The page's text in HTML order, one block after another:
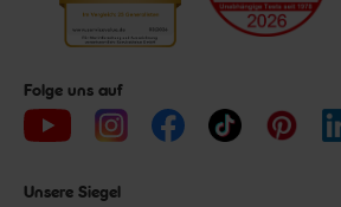
Folge uns auf
Unsere Siegel